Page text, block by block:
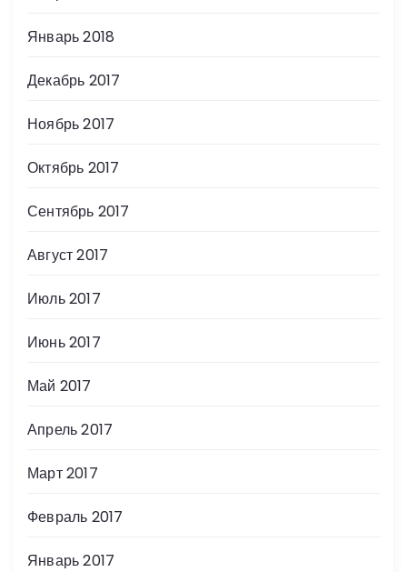
Январь 2018
Декабрь 2017
Ноябрь 2017
Октябрь 2017
Сентябрь 2017
Август 2017
Июль 2017
Июнь 2017
Май 2017
Апрель 2017
Март 2017
Февраль 2017
Январь 2017